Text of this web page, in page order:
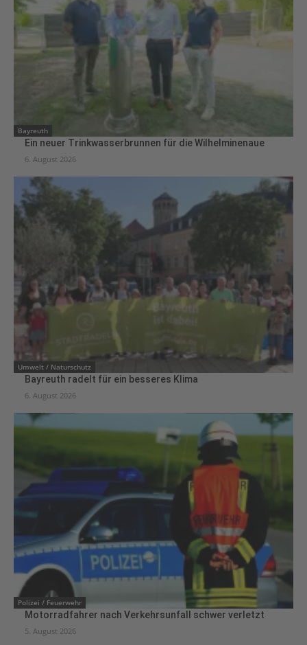
Bayreuth
Ein neuer Trinkwasserbrunnen für die Wilhelminenaue
6. August 2026
Umwelt / Naturschutz
Bayreuth radelt für ein besseres Klima
6. August 2026
Polizei / Feuerwehr
Motorradfahrer nach Verkehrsunfall schwer verletzt
5. August 2026